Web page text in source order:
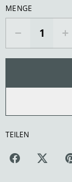
MENGE
TEILEN